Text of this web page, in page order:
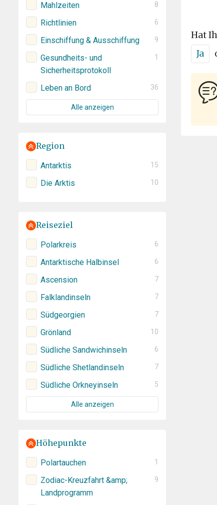
Mahlzeiten 8
Richtlinien 6
Einschiffung & Ausschiffung 9
Gesundheits- und
Sicherheitsprotokoll
1
Leben an Bord 36
Alle anzeigen
Region
Antarktis 15
Die Arktis 10
Reiseziel
Polarkreis 6
Antarktische Halbinsel 6
Ascension 7
Falklandinseln 7
Südgeorgien 7
Grönland 10
Südliche Sandwichinseln 6
Südliche Shetlandinseln 7
Südliche Orkneyinseln 5
Alle anzeigen
Höhepunkte
Polartauchen 1
Zodiac-Kreuzfahrt &amp;
Landprogramm
9
Hat
Ja